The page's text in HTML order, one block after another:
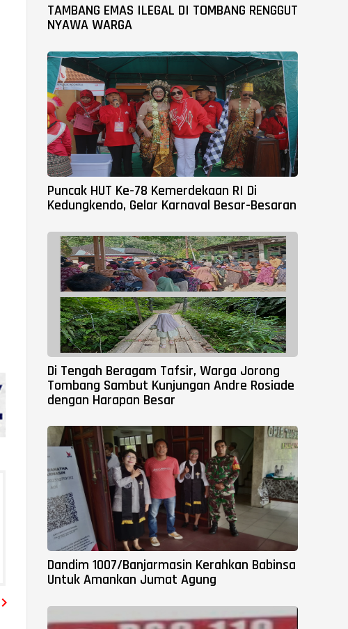

TAMBANG EMAS ILEGAL DI TOMBANG RENGGUT
NYAWA WARGA
Puncak HUT Ke-78 Kemerdekaan RI Di
Kedungkendo, Gelar Karnaval Besar-Besaran
Di Tengah Beragam Tafsir, Warga Jorong
Tombang Sambut Kunjungan Andre Rosiade
dengan Harapan Besar
Dandim 1007/Banjarmasin Kerahkan Babinsa
Untuk Amankan Jumat Agung